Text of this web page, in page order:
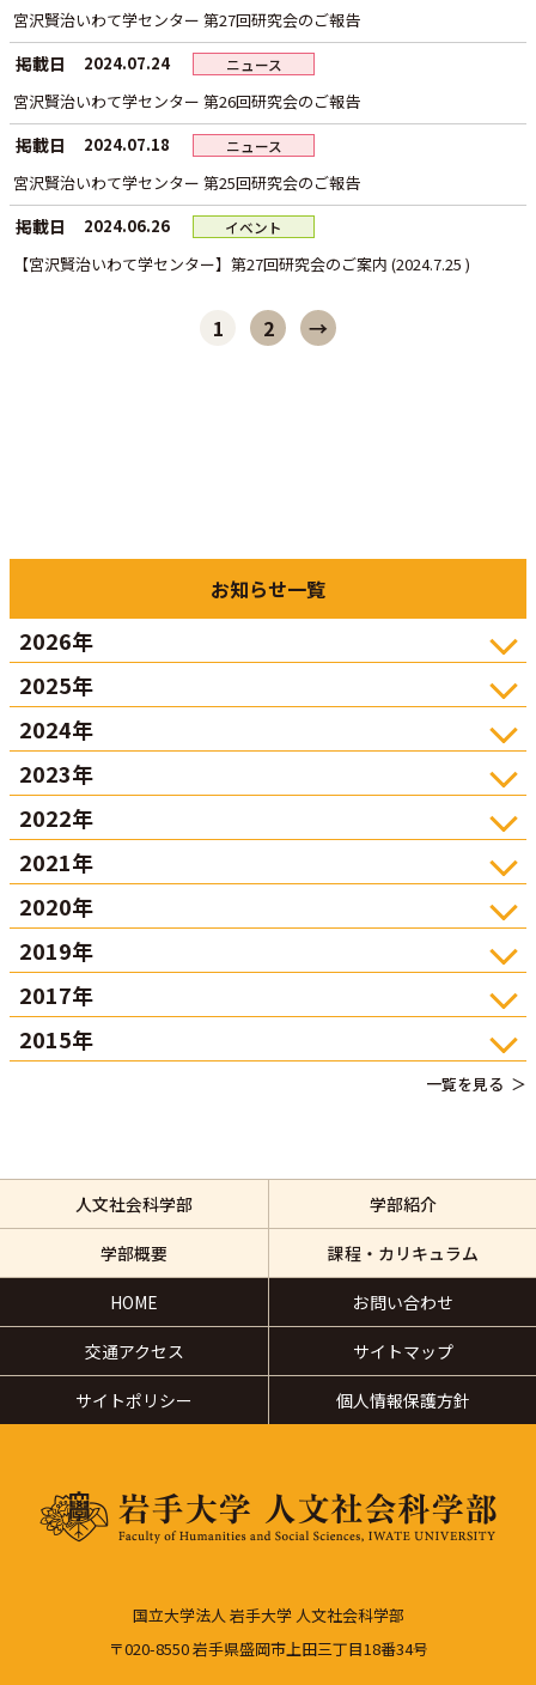
宮沢賢治いわて学センター 第27回研究会のご報告
掲載日 2024.07.24 ニュース
宮沢賢治いわて学センター 第26回研究会のご報告
掲載日 2024.07.18 ニュース
宮沢賢治いわて学センター 第25回研究会のご報告
掲載日 2024.06.26 イベント
【宮沢賢治いわて学センター】第27回研究会のご案内 (2024.7.25 )
1 2 →
お知らせ一覧
2026年
2025年
2024年
2023年
2022年
2021年
2020年
2019年
2017年
2015年
一覧を見る
人文社会科学部 学部紹介
学部概要 課程・カリキュラム
HOME お問い合わせ
交通アクセス サイトマップ
サイトポリシー 個人情報保護方針
国立大学法人 岩手大学 人文社会科学部
〒020-8550 岩手県盛岡市上田三丁目18番34号